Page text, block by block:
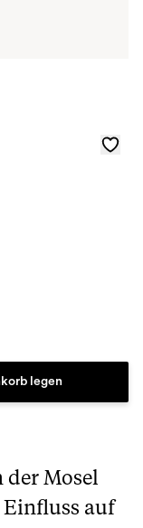
legen
der Mosel
Einfluss auf